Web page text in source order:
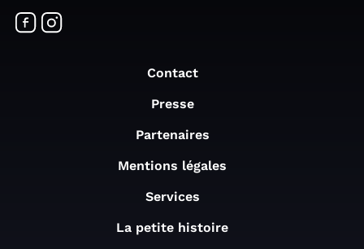
Contact
Presse
Partenaires
Mentions légales
Services
La petite histoire